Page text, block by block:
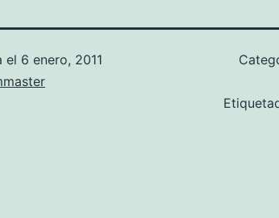
el 6 enero, 2011